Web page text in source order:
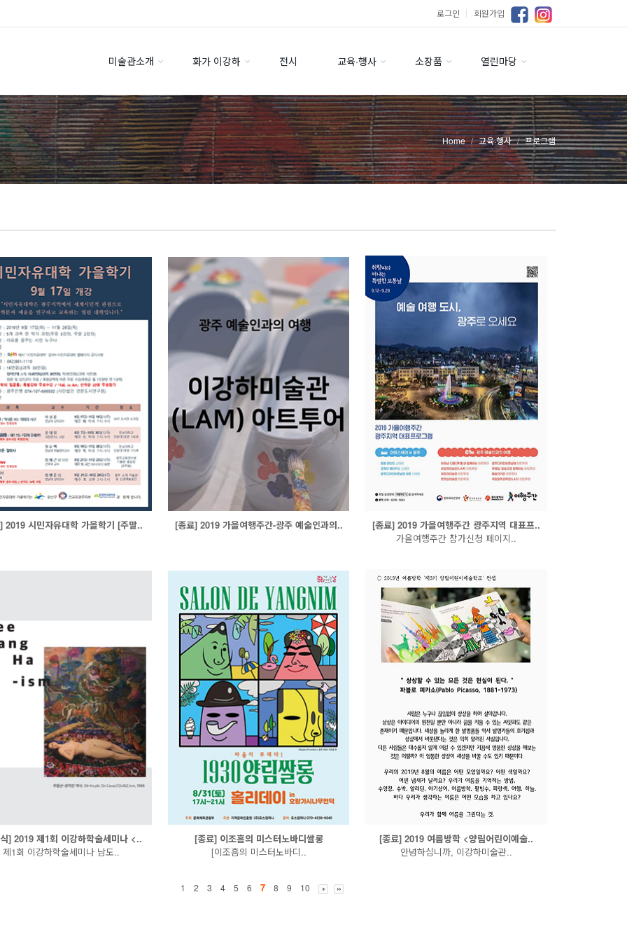
로그인 ｜ 회원가입
미술관소개 화가 이강하 전시 교육·행사 소장품 열린마당
Home 교육·행사 프로그램
2019 시민자유대학 가을학기 [주말.. [종료] 2019 가을여행주간-광주 예술인과의..
[종료] 2019 가을여행주간 광주지역 대표프..
가을여행주간 참가신청 페이지..
] 2019 제1회 이강하학술세미나 <..
제1회 이강하학술세미나 남도..
[종료] 이조흠의 미스터노바디쌀롱
[이조흠의 미스터노바디..
[종료] 2019 여름방학 <양림어린이예술..
안녕하십니까, 이강하미술관..
1 2 3 4 5 6 7 8 9 10